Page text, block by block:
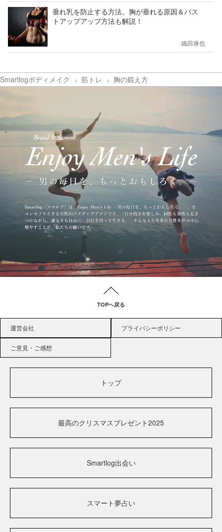
垂れ乳を防止する方法。胸が垂れる原因＆バス
トアップアップ方法も解説！
織田琢也
Smartlogボディメイク 筋トレ 胸の鍛え方
TOPへ戻る
運営会社 プライバシーポリシー
ご意見・ご感想
トップ
最高のクリスマスプレゼント2025
Smartlog出会い
スマート夢占い